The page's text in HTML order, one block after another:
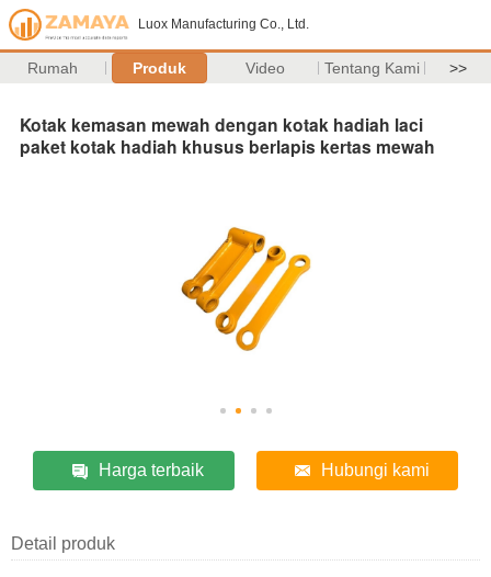
Luox Manufacturing Co., Ltd.
Rumah Produk Video Tentang Kami >>
Kotak kemasan mewah dengan kotak hadiah laci
paket kotak hadiah khusus berlapis kertas mewah
Harga terbaik Hubungi kami
Detail produk